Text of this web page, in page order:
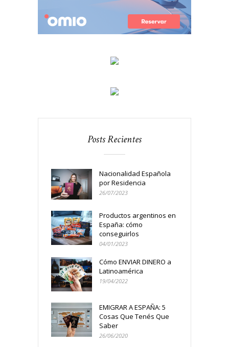
Posts Recientes
Nacionalidad Española
por Residencia
26/07/2023
Productos argentinos en
España: cómo
conseguirlos
04/01/2023
Cómo ENVIAR DINERO a
Latinoamérica
19/04/2022
EMIGRAR A ESPAÑA: 5
Cosas Que Tenés Que
Saber
26/06/2020